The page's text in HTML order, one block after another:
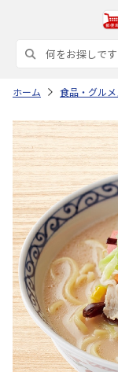
ホーム 食品・グル